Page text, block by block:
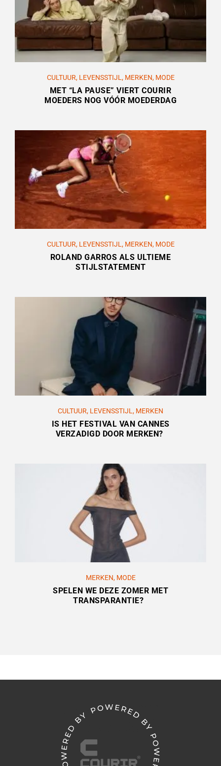
CULTUUR, LEVENSSTIJL , MERKEN, MODE
MET “LA PAUSE” VIERT COURIR
MOEDERS NOG VÓÓR MOEDERDAG
CULTUUR, LEVENSSTIJL , MERKEN, MODE
ROLAND GARROS ALS ULTIEME
STIJLSTATEMENT
CULTUUR, LEVENSSTIJL , MERKEN
IS HET FESTIVAL VAN CANNES
VERZADIGD DOOR MERKEN?
MERKEN, MODE
SPELEN WE DEZE ZOMER MET
TRANSPARANTIE?